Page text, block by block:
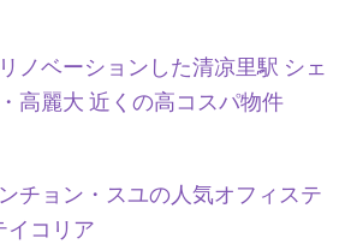
ノベーションした清凉里駅 シェ
高麗大 近くの高コスパ物件
ンチョン・スユの人気オフィステ
イコリア